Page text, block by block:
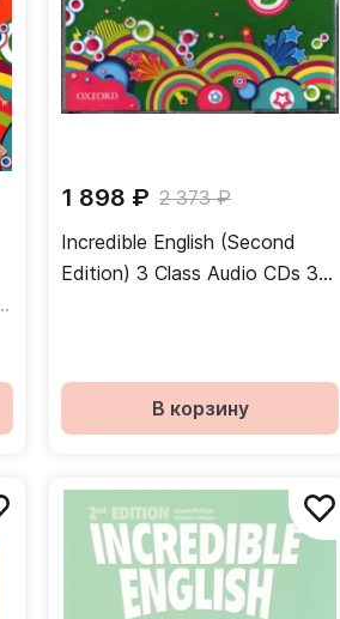
Morgan Michaela
1 898 ₽ 2 373 ₽
Incredible English (Second
Edition) 3 Class Audio CDs 3
В корзину